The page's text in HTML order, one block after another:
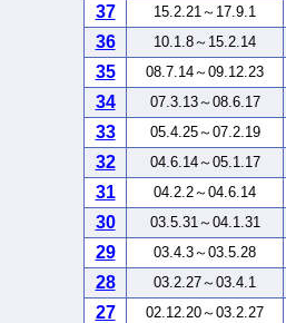
37 15.2.21～17.9.1
36 10.1.8～15.2.14
35 08.7.14～09.12.23
34 07.3.13～08.6.17
33 05.4.25～07.2.19
32 04.6.14～05.1.17
31 04.2.2～04.6.14
30 03.5.31～04.1.31
29 03.4.3～03.5.28
28 03.2.27～03.4.1
27 02.12.20～03.2.27